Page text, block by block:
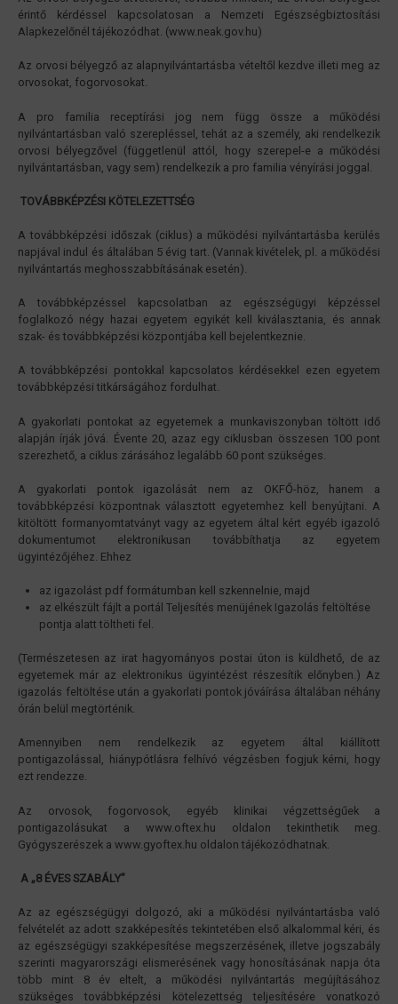
érintő kérdéssel kapcsolatosan a Nemzeti Egészségbiztosítási
Alapkezelőnél tájékozódhat. (www.neak.gov.hu)
Az orvosi bélyegző az alapnyilvántartásba vételtől kezdve illeti meg az
orvosokat, fogorvosokat.
A pro familia receptírási jog nem függ össze a működési
nyilvántartásban való szerepléssel, tehát az a személy, aki rendelkezik
orvosi bélyegzővel (függetlenül attól, hogy szerepel-e a működési
nyilvántartásban, vagy sem) rendelkezik a pro familia vényírási joggal.
TOVÁBBKÉPZÉSI KÖTELEZETTSÉG
A továbbképzési időszak (ciklus) a működési nyilvántartásba kerülés
napjával indul és általában 5 évig tart. (Vannak kivételek, pl. a működési
nyilvántartás meghosszabbításának esetén).
A továbbképzéssel kapcsolatban az egészségügyi képzéssel
foglalkozó négy hazai egyetem egyikét kell kiválasztania, és annak
szak- és továbbképzési központjába kell bejelentkeznie.
A továbbképzési pontokkal kapcsolatos kérdésekkel ezen egyetem
továbbképzési titkárságához fordulhat.
A gyakorlati pontokat az egyetemek a munkaviszonyban töltött idő
alapján írják jóvá. Évente 20, azaz egy ciklusban összesen 100 pont
szerezhető, a ciklus zárásához legalább 60 pont szükséges.
A gyakorlati pontok igazolását nem az OKFŐ-höz, hanem a
továbbképzési központnak választott egyetemhez kell benyújtani. A
kitöltött formanyomtatványt vagy az egyetem által kért egyéb igazoló
dokumentumot elektronikusan továbbíthatja az egyetem
ügyintézőjéhez. Ehhez
az igazolást pdf formátumban kell szkennelnie, majd
az elkészült fájlt a portál Teljesítés menüjének Igazolás feltöltése
pontja alatt töltheti fel.
(Természetesen az irat hagyományos postai úton is küldhető, de az
egyetemek már az elektronikus ügyintézést részesítik előnyben.) Az
igazolás feltöltése után a gyakorlati pontok jóváírása általában néhány
órán belül megtörténik.
Amennyiben nem rendelkezik az egyetem által kiállított
pontigazolással, hiánypótlásra felhívó végzésben fogjuk kérni, hogy
ezt rendezze.
Az orvosok, fogorvosok, egyéb klinikai végzettségűek a
pontigazolásukat a www.oftex.hu oldalon tekinthetik meg.
Gyógyszerészek a www.gyoftex.hu oldalon tájékozódhatnak.
A „8 ÉVES SZABÁLY”
Az az egészségügyi dolgozó, aki a működési nyilvántartásba való
felvételét az adott szakképesítés tekintetében első alkalommal kéri, és
az egészségügyi szakképesítése megszerzésének, illetve jogszabály
szerinti magyarországi elismerésének vagy honosításának napja óta
több mint 8 év eltelt, a működési nyilvántartás megújításához
szükséges továbbképzési kötelezettség teljesítésére vonatkozó